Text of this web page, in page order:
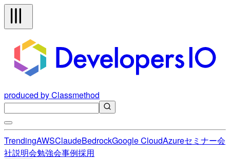
produced by Classmethod
TrendingAWSClaudeBedrockGoogle CloudAzureセミナー会
社説明会勉強会事例採用